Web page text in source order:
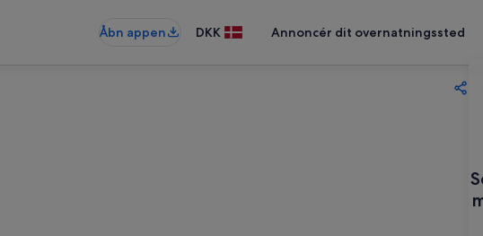
Åbn appen DKK Annoncér dit overnatningssted